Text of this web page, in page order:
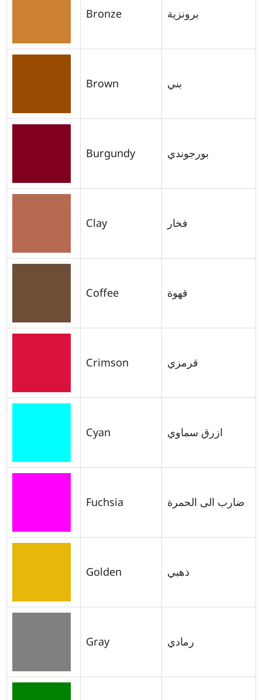
Bronze برونزية
Brown بني
Burgundy بورجوندي
Clay فخار
Coffee قهوة
Crimson قرمزي
Cyan ازرق سماوي
Fuchsia ضارب الى الحمرة
Golden ذهبي
Gray رمادي